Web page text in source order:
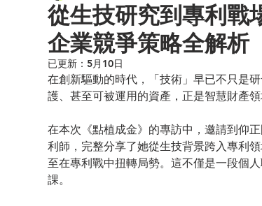
從生技研究到專利戰
企業競爭策略全解析
已更新： 5月10日
在創新驅動的時代，「技術」早已不只是
護、甚至可被運用的資產，正是智慧財產領
在本次《點植成金》的專訪中，邀請到仰
利師，完整分享了她從生技背景跨入專利
至在專利戰中扭轉局勢。這不僅是一段個
課。